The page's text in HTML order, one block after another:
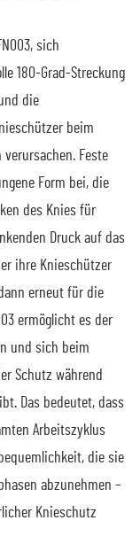
sich
180-Grad-Streckung
die
beim
verursachen. Feste
Form bei, die
des Knies für
Druck auf das
ihre Knieschützer
erneut für die
ermöglicht es der
und sich beim
Schutz während
Das bedeutet, dass
Arbeitszyklus
die sie
abzunehmen –
Knieschutz